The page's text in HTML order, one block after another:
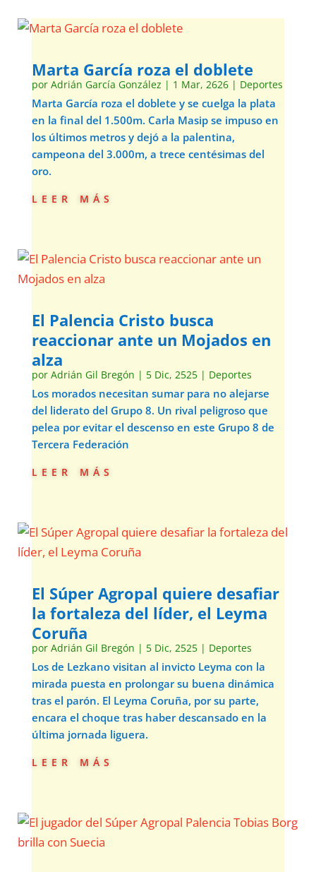
Marta García roza el doblete
por Adrián García González | 1 Mar, 2626| Deportes
Marta García roza el doblete y se cuelga la plata
en la final del 1.500m. Carla Masip se impuso en
los últimos metros y dejó a la palentina,
campeona del 3.000m, a trece centésimas del
oro.
leer más
El Palencia Cristo busca
reaccionar ante un Mojados en
alza
por Adrián Gil Bregón | 5 Dic, 2525| Deportes
Los morados necesitan sumar para no alejarse
del liderato del Grupo 8. Un rival peligroso que
pelea por evitar el descenso en este Grupo 8 de
Tercera Federación
leer más
El Súper Agropal quiere desafiar
la fortaleza del líder, el Leyma
Coruña
por Adrián Gil Bregón | 5 Dic, 2525| Deportes
Los de Lezkano visitan al invicto Leyma con la
mirada puesta en prolongar su buena dinámica
tras el parón. El Leyma Coruña, por su parte,
encara el choque tras haber descansado en la
última jornada liguera.
leer más